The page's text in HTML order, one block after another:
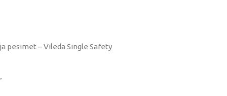
pesimet – Vileda Single Safety